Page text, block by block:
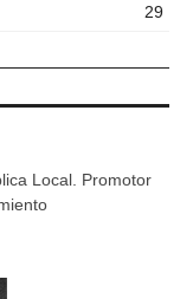
29
Local. Promotor